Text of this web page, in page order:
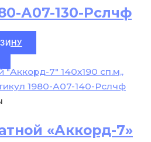
А07-130-Рслчф
«Аккорд-7»